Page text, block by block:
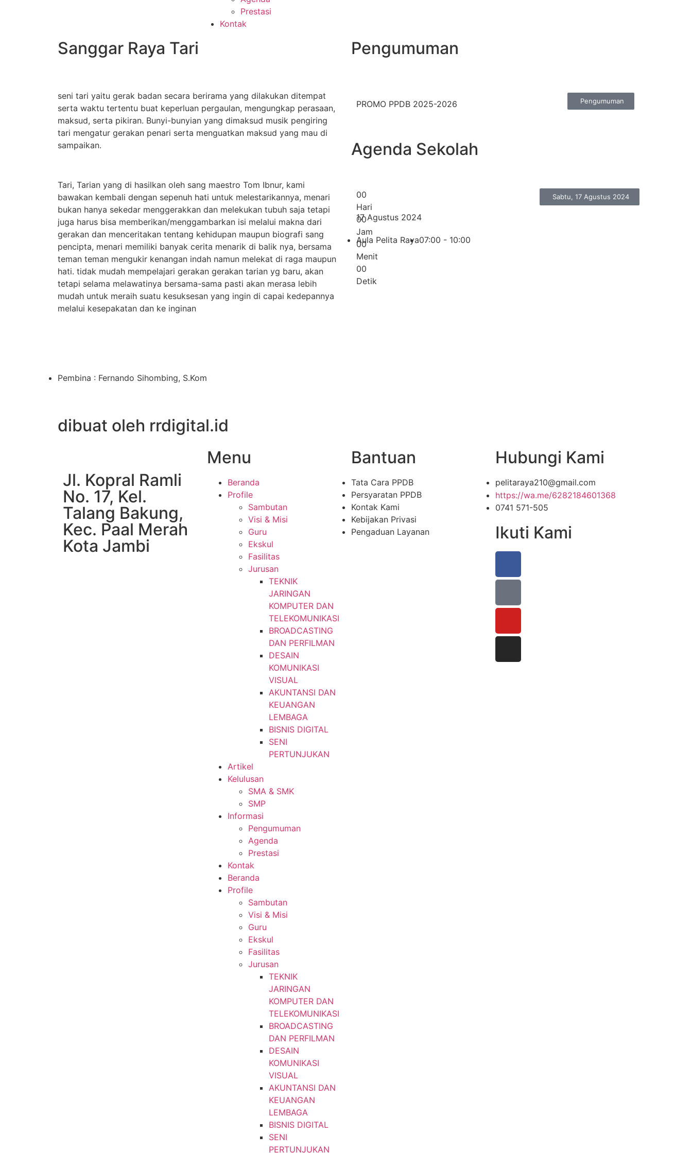
Prestasi
Kontak
Sanggar Raya Tari
seni tari yaitu gerak badan secara berirama yang dilakukan ditempat
serta waktu tertentu buat keperluan pergaulan, mengungkap perasaan,
maksud, serta pikiran. Bunyi-bunyian yang dimaksud musik pengiring
tari mengatur gerakan penari serta menguatkan maksud yang mau di
sampaikan.
Tari, Tarian yang di hasilkan oleh sang maestro Tom Ibnur, kami
bawakan kembali dengan sepenuh hati untuk melestarikannya, menari
bukan hanya sekedar menggerakkan dan melekukan tubuh saja tetapi
juga harus bisa memberikan/menggambarkan isi melalui makna dari
gerakan dan menceritakan tentang kehidupan maupun biografi sang
pencipta, menari memiliki banyak cerita menarik di balik nya, bersama
teman teman mengukir kenangan indah namun melekat di raga maupun
hati. tidak mudah mempelajari gerakan gerakan tarian yg baru, akan
tetapi selama melawatinya bersama-sama pasti akan merasa lebih
mudah untuk meraih suatu kesuksesan yang ingin di capai kedepannya
melalui kesepakatan dan ke inginan
Pembina : Fernando Sihombing, S.Kom
Pengumuman
Pengumuman
PROMO PPDB 2025-2026
Agenda Sekolah
Sabtu, 17 Agustus 2024
17 Agustus 2024
Aula Pelita Raya07:00 - 10:00
00
Hari
00
Jam
00
Menit
00
Detik
dibuat oleh rrdigital.id
Jl. Kopral Ramli
No. 17, Kel.
Talang Bakung,
Kec. Paal Merah
Kota Jambi
Menu
Beranda
Profile
Sambutan
Visi & Misi
Guru
Ekskul
Fasilitas
Jurusan
TEKNIK
JARINGAN
KOMPUTER DAN
TELEKOMUNIKASI
BROADCASTING
DAN PERFILMAN
DESAIN
KOMUNIKASI
VISUAL
AKUNTANSI DAN
KEUANGAN
LEMBAGA
BISNIS DIGITAL
SENI
PERTUNJUKAN
Artikel
Kelulusan
SMA & SMK
SMP
Informasi
Pengumuman
Agenda
Prestasi
Kontak
Beranda
Profile
Sambutan
Visi & Misi
Guru
Ekskul
Fasilitas
Jurusan
TEKNIK
JARINGAN
KOMPUTER DAN
TELEKOMUNIKASI
BROADCASTING
DAN PERFILMAN
DESAIN
KOMUNIKASI
VISUAL
AKUNTANSI DAN
KEUANGAN
LEMBAGA
BISNIS DIGITAL
SENI
PERTUNJUKAN
Bantuan
Tata Cara PPDB
Persyaratan PPDB
Kontak Kami
Kebijakan Privasi
Pengaduan Layanan
Hubungi Kami
pelitaraya210@gmail.com
https://wa.me/6282184601368
0741 571-505
Ikuti Kami